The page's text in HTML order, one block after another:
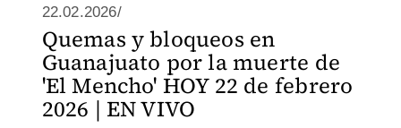
22.02.2026/
Quemas y bloqueos en
Guanajuato por la muerte de
'El Mencho' HOY 22 de febrero
2026 | EN VIVO